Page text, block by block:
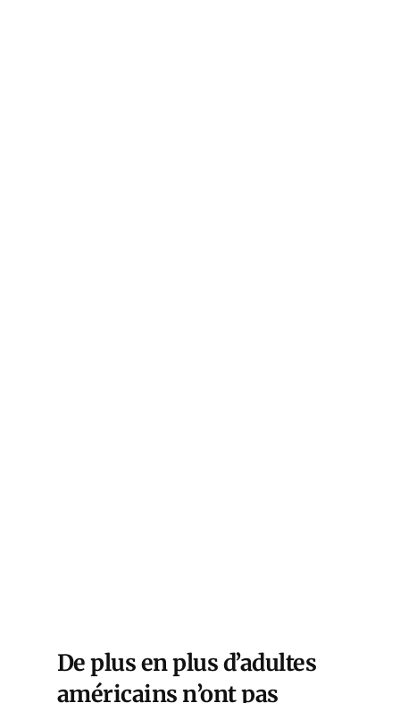
De plus en plus d’adultes
américains n’ont pas